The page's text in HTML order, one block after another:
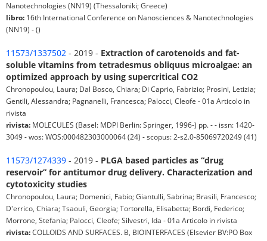
Nanotechnologies (NN19) (Thessaloniki; Greece)
libro: 16th International Conference on Nanosciences & Nanotechnologies
(NN19) - ()
11573/1337502 - 2019 - Extraction of carotenoids and fat-
soluble vitamins from tetradesmus obliquus microalgae: an
optimized approach by using supercritical CO2
Chronopoulou, Laura; Dal Bosco, Chiara; Di Caprio, Fabrizio; Prosini, Letizia;
Gentili, Alessandra; Pagnanelli, Francesca; Palocci, Cleofe - 01a Articolo in
rivista
rivista: MOLECULES (Basel: MDPI Berlin: Springer, 1996-) pp. - - issn: 1420-
3049 - wos: WOS:000482303000064 (24) - scopus: 2-s2.0-85069720249 (41)
11573/1274339 - 2019 - PLGA based particles as “drug
reservoir” for antitumor drug delivery. Characterization and
cytotoxicity studies
Chronopoulou, Laura; Domenici, Fabio; Giantulli, Sabrina; Brasili, Francesco;
D'errico, Chiara; Tsaouli, Georgia; Tortorella, Elisabetta; Bordi, Federico;
Morrone, Stefania; Palocci, Cleofe; Silvestri, Ida - 01a Articolo in rivista
rivista:COLLOIDS AND SURFACES. B, BIOINTERFACES (Elsevier BV:PO Box